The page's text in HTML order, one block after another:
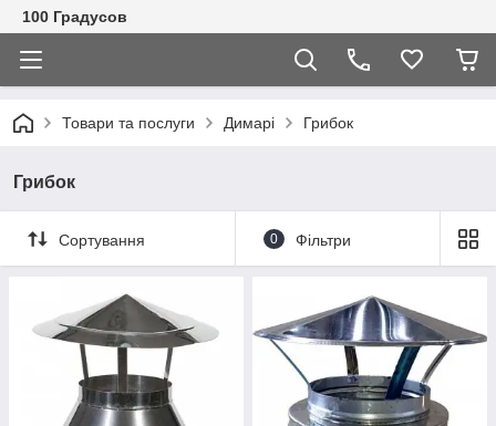
100 Градусов
Товари та послуги Димарі Грибок
Грибок
Сортування 0 Фільтри